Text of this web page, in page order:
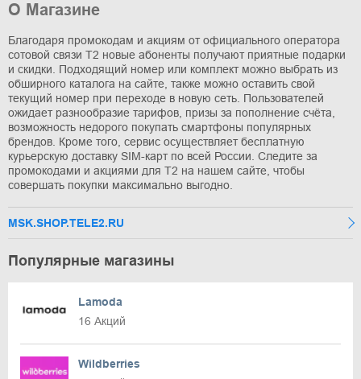
О Магазине
Благодаря промокодам и акциям от официального оператора
сотовой связи T2 новые абоненты получают приятные подарки
и скидки. Подходящий номер или комплект можно выбрать из
обширного каталога на сайте, также можно оставить свой
текущий номер при переходе в новую сеть. Пользователей
ожидает разнообразие тарифов, призы за пополнение счёта,
возможность недорого покупать смартфоны популярных
брендов. Кроме того, сервис осуществляет бесплатную
курьерскую доставку SIM-карт по всей России. Следите за
промокодами и акциями для T2 на нашем сайте, чтобы
совершать покупки максимально выгодно.
MSK.SHOP.TELE2.RU
Популярные магазины
Lamoda
16 Акций
Wildberries